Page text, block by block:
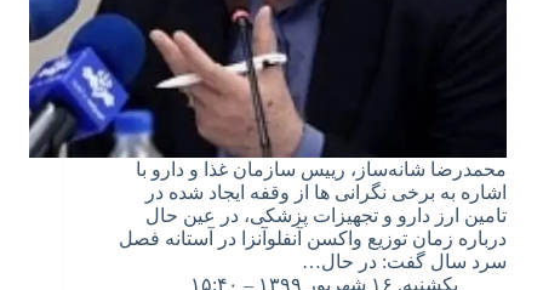
محمدرضا شانه‌ساز، رییس سازمان غذا و دارو با
اشاره به برخی نگرانی ها از وقفه ایجاد شده در
تامین ارز دارو و تجهیزات پزشکی، در عین حال
درباره زمان توزیع واکسن آنفلوآنزا در آستانه فصل
سرد سال گفت: در حال…
یکشنبه, ۱۶ شهریور ۱۳۹۹ – ۱۵:۴۰